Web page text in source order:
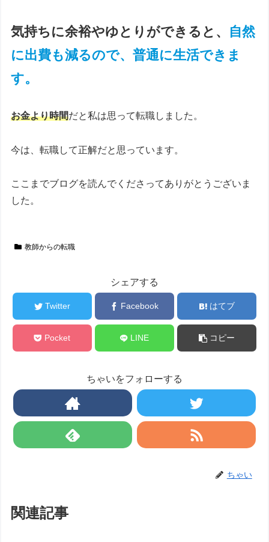
気持ちに余裕やゆとりができると、
自然
に出費も減るので、普通に生活できま
す。
お金より時間だと私は思って転職しました。
今は、転職して正解だと思っています。
ここまでブログを読んでくださってありがとうございま
した。
教師からの転職
シェアする
Twitter Facebook はてブ
Pocket LINE コピー
ちゃいをフォローする
ちゃい
関連記事